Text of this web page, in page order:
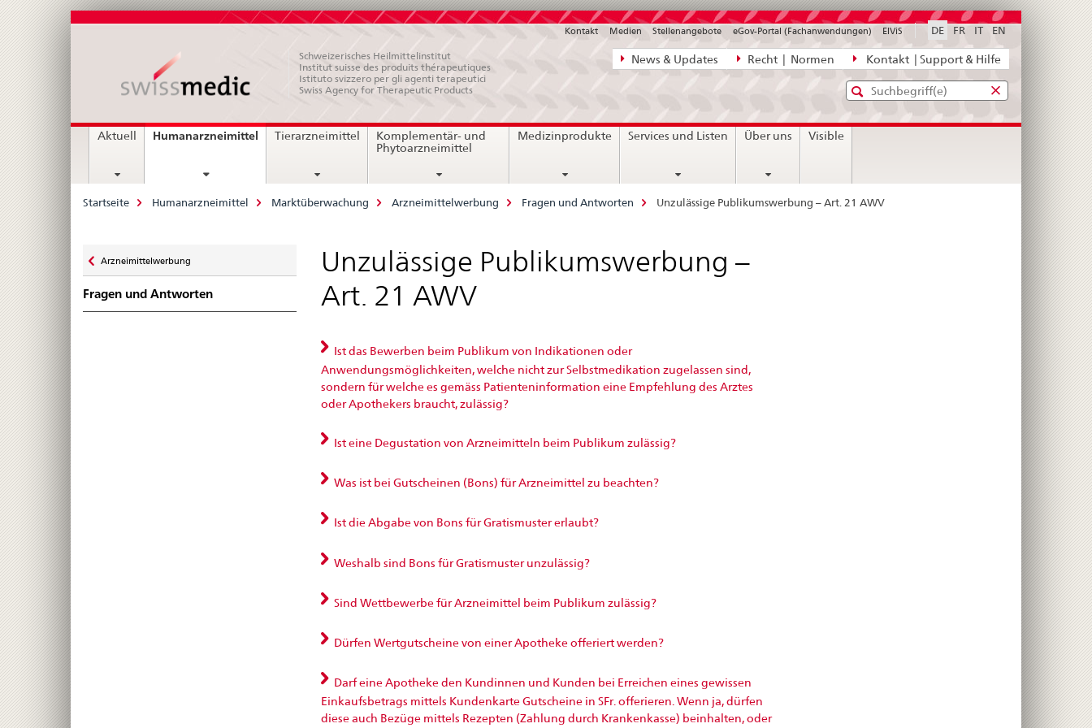
Direktnavigation
News,
Kontakt
News & Updates Recht | Normen Kontakt | Support & Hilfe
DE FR IT EN
Kontakt Medien Stellenangebote eGov-Portal (Fachanwendungen) ElViS
Schweizerisches Heilmittelinstitut
Institut suisse des produits thérapeutiques
Istituto svizzero per gli agenti terapeutici
Swiss Agency for Therapeutic Products
Standard-
Suche
Eingabefenster
diefür
Hauptnavigation
Aktuell Humanarzneimittel current
Tierarzneimittel
Komplementär- und
Phytoarzneimittel
Medizinprodukte Services und Listen Über uns Visible
Breadcrumb
Startseite Humanarzneimittel Marktüberwachung Arzneimittelwerbung Fragen und Antworten Unzulässige Publikumswerbung – Art. 21 AWV
zu
Arzneimittelwerbung
Fragen und Antworten
Unzulässige Publikumswerbung –
Art. 21 AWV
Ist das Bewerben beim Publikum von Indikationen oder
Anwendungsmöglichkeiten, welche nicht zur Selbstmedikation zugelassen sind,
sondern für welche es gemäss Patienteninformation eine Empfehlung des Arztes
oder Apothekers braucht, zulässig?
Ist eine Degustation von Arzneimitteln beim Publikum zulässig?
Was ist bei Gutscheinen (Bons) für Arzneimittel zu beachten?
Ist die Abgabe von Bons für Gratismuster erlaubt?
Weshalb sind Bons für Gratismuster unzulässig?
Sind Wettbewerbe für Arzneimittel beim Publikum zulässig?
Dürfen Wertgutscheine von einer Apotheke offeriert werden?
Darf eine Apotheke den Kundinnen und Kunden bei Erreichen eines gewissen
Einkaufsbetrags mittels Kundenkarte Gutscheine in SFr. offerieren. Wenn ja, dürfen
diese auch Bezüge mittels Rezepten (Zahlung durch Krankenkasse) beinhalten, oder